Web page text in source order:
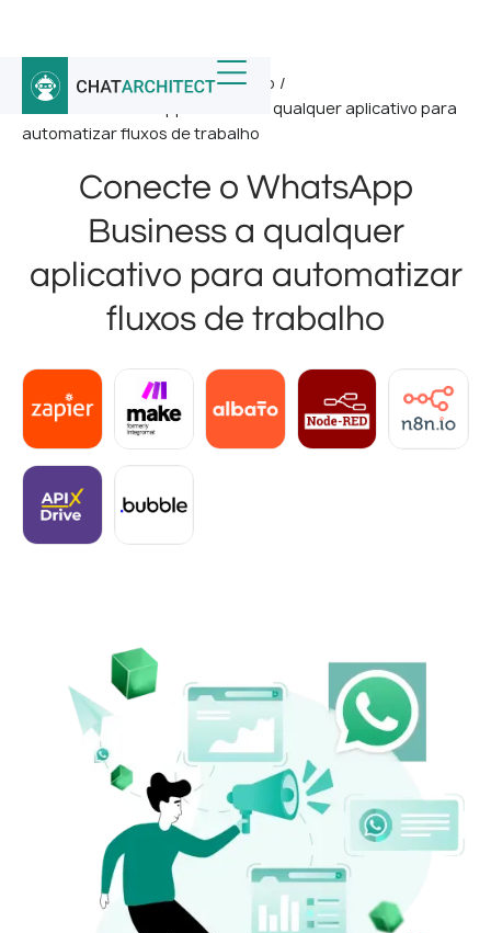
Início Integrações do WhatsApp /
Conecte o WhatsApp Business a qualquer aplicativo para
automatizar fluxos de trabalho
Conecte o WhatsApp
Business a qualquer
aplicativo para automatizar
fluxos de trabalho